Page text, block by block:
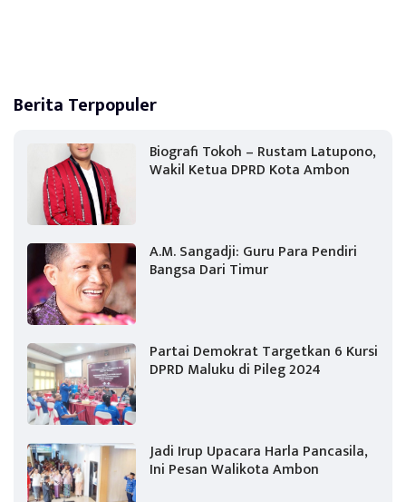
Berita Terpopuler
Biografi Tokoh – Rustam Latupono,
Wakil Ketua DPRD Kota Ambon
A.M. Sangadji: Guru Para Pendiri
Bangsa Dari Timur
Partai Demokrat Targetkan 6 Kursi
DPRD Maluku di Pileg 2024
Jadi Irup Upacara Harla Pancasila,
Ini Pesan Walikota Ambon